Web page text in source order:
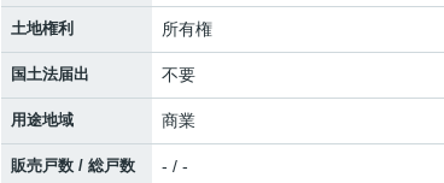
土地権利 所有権
国土法届出 不要
用途地域 商業
販売戸数 / 総戸数 - / -